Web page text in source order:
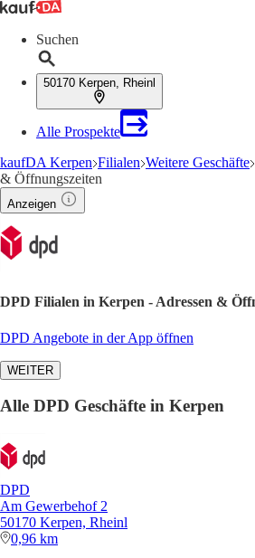
Suchen
50170 Kerpen, Rheinl
Alle Prospekte
kaufDA Kerpen Filialen Weitere Geschäfte
& Öffnungszeiten
Anzeigen
DPD Filialen in Kerpen - Adressen &
DPD Angebote in der App öffnen
WEITER
Alle DPD Geschäfte in Kerpen
DPD
Am Gewerbehof 2
50170 Kerpen, Rheinl
0,96 km